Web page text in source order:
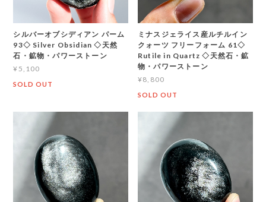
シルバーオブシディアン パーム
93◇ Silver Obsidian ◇天然
石・鉱物・パワーストーン
¥5,100
SOLD OUT
ミナスジェライス産ルチルイン
クォーツ フリーフォーム 61◇
Rutile in Quartz ◇天然石・鉱
物・パワーストーン
¥8,800
SOLD OUT